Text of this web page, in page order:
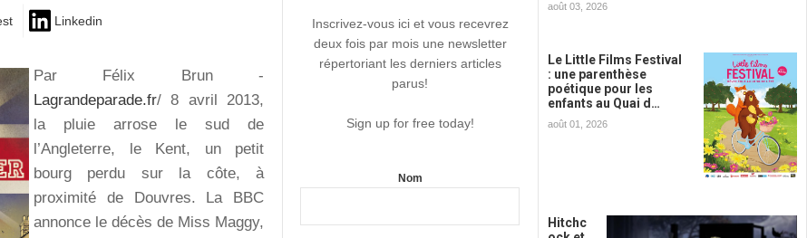
Linkedin
Par Félix Brun -
Lagrandeparade.fr/ 8 avril 2013,
la pluie arrose le sud de
l’Angleterre, le Kent, un petit
bourg perdu sur la côte, à
proximité de Douvres. La BBC
annonce le décès de Miss Maggy,
Inscrivez-vous ici et vous recevrez
deux fois par mois une newsletter
répertoriant les derniers articles
parus!
Sign up for free today!
Nom
août 03, 2026
Le Little Films Festival
: une parenthèse
poétique pour les
enfants au Quai d…
août 01, 2026
Hitchc